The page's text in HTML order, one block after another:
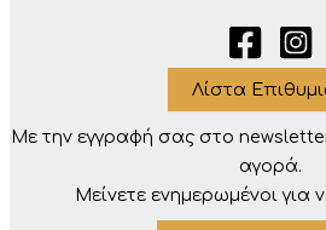
Λίστα
Με την εγγραφή σας στο
αγορά.
Μείνετε ενημερωμένοι για